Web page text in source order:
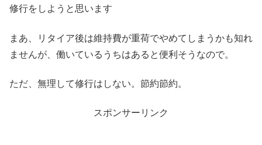
修行をしようと思います
まあ、リタイア後は維持費が重荷でやめてしまうかも知れ
ませんが、働いているうちはあると便利そうなので。
ただ、無理して修行はしない。節約節約。
スポンサーリンク